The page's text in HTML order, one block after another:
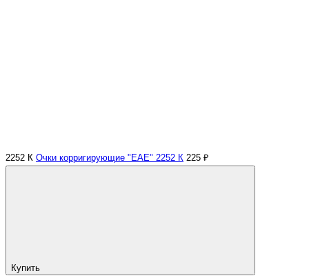
2252 К Очки корригирующие "EAE" 2252 К 225 ₽
Купить